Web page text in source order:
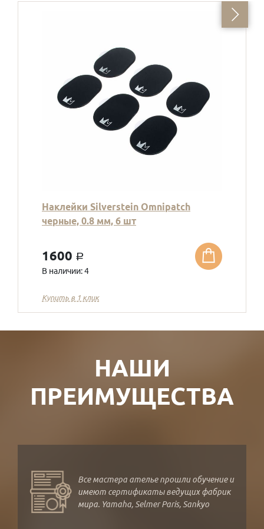
Наклейки Silverstein Omnipatch
черные, 0.8 мм, 6 шт
1600 a
В наличии: 4
Купить в 1 клик
НАШИ
ПРЕИМУЩЕСТВА
Все мастера ателье прошли обучение и
имеют сертификаты ведущих фабрик
мира. Yamaha, Selmer Paris, Sankyo